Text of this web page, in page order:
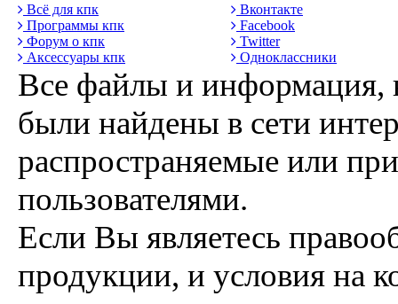
Всё для кпк
Программы кпк
Форум о кпк
Аксессуары кпк
Вконтакте
Facebook
Twitter
Одноклассники
Все файлы и информация,
были найдены в сети
распространяемые или
пользователями.
Если Вы являетесь
продукции, и условия на